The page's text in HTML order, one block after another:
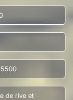
de rive et